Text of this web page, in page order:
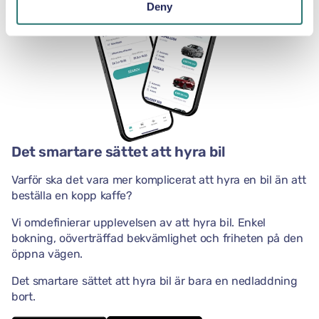
Deny
Det smartare sättet att hyra bil
Varför ska det vara mer komplicerat att hyra en bil än att
beställa en kopp kaffe?
Vi omdefinierar upplevelsen av att hyra bil. Enkel
bokning, oöverträffad bekvämlighet och friheten på den
öppna vägen.
Det smartare sättet att hyra bil är bara en nedladdning
bort.